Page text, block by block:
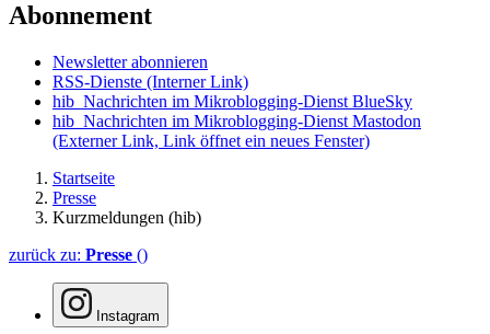
Abonnement
Newsletter abonnieren
RSS-Dienste (Interner Link)
hib_Nachrichten im Mikroblogging-Dienst BlueSky
hib_Nachrichten im Mikroblogging-Dienst Mastodon
(Externer Link, Link öffnet ein neues Fenster)
Startseite
Presse
Kurzmeldungen (hib)
zurück zu: Presse ()
Instagram